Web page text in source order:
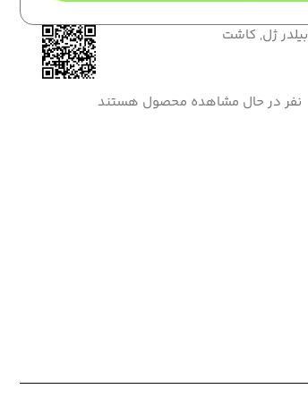
بیلدر ژل, کاشت
نفر در حال مشاهده محصول هستند